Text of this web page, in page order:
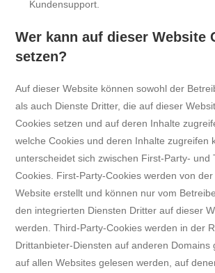
Kundensupport.
Wer kann auf dieser Website
setzen?
Auf dieser Website können sowohl der
als auch Dienste Dritter, die auf dieser
Cookies setzen und auf deren Inhalte
welche Cookies und deren Inhalte zugreifen
unterscheidet sich zwischen First-Party- und
Cookies. First-Party-Cookies werden von
Website erstellt und können nur vom
den integrierten Diensten Dritter auf dieser
werden. Third-Party-Cookies werden in der
Drittanbieter-Diensten auf anderen Domains
auf allen Websites gelesen werden, auf